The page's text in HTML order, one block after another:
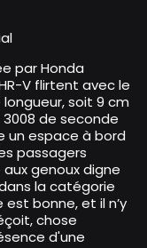
par Honda
V flirtent avec le
soit 9 cm
de seconde
un espace à bord
passagers
genoux digne
la catégorie
bonne, et il n’y
chose
d'une